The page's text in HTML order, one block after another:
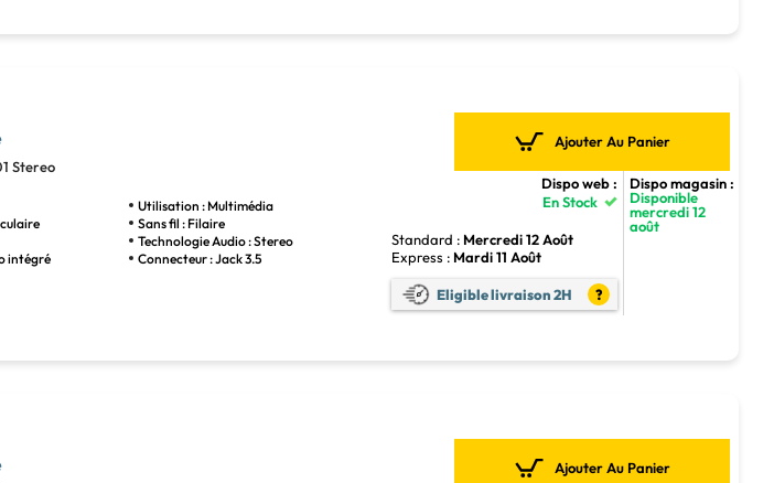
Stereo
Utilisation : Multimédia
Sans fil : Filaire
Technologie Audio : Stereo
intégré
Connecteur : Jack 3.5
Ajouter Au Panier
Dispo web :
En Stock
Standard : Mercredi 12 Août
Express : Mardi 11 Août
Eligible livraison 2H ?
Dispo magasin :
Disponible
mercredi 12
août
Ajouter Au Panier